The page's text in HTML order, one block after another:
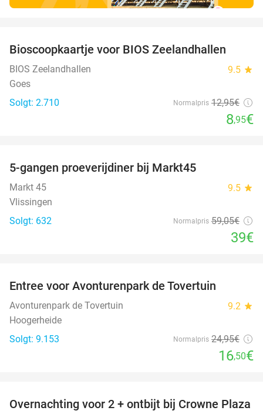
Bioscoopkaartje voor BIOS Zeelandhallen
BIOS Zeelandhallen 9.5 star
Goes
Solgt: 2.710
Normalpris 12,95€
8,95€
5-gangen proeverijdiner bij Markt45
Markt 45 9.5 star
Vlissingen
Solgt: 632
Normalpris 59,05€
39€
Entree voor Avonturenpark de Tovertuin
Avonturenpark de Tovertuin 9.2 star
Hoogerheide
Solgt: 9.153
Normalpris 24,95€
16,50€
44%
Overnachting voor 2 + ontbijt bij Crowne Plaza